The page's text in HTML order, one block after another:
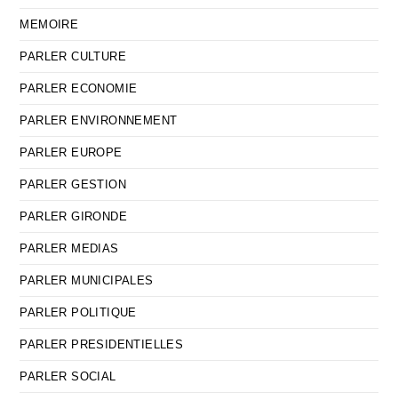
MEMOIRE
PARLER CULTURE
PARLER ECONOMIE
PARLER ENVIRONNEMENT
PARLER EUROPE
PARLER GESTION
PARLER GIRONDE
PARLER MEDIAS
PARLER MUNICIPALES
PARLER POLITIQUE
PARLER PRESIDENTIELLES
PARLER SOCIAL